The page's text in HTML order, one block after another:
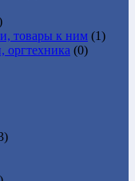
товары к ним (1)
оргтехника (0)